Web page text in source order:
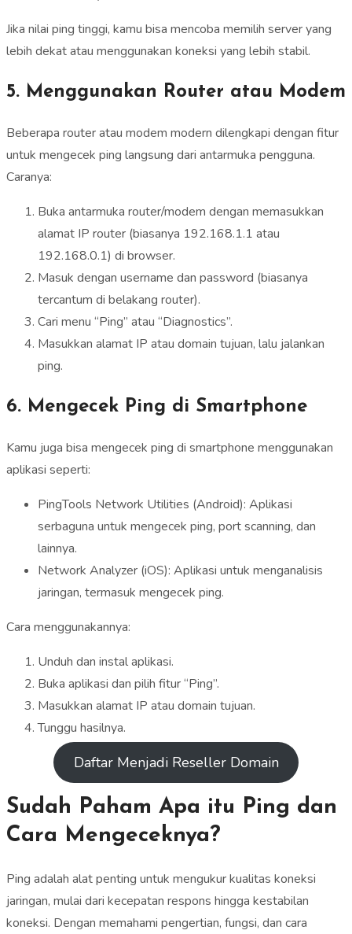
Jika nilai ping tinggi, kamu bisa mencoba memilih server yang
lebih dekat atau menggunakan koneksi yang lebih stabil.
5. Menggunakan Router atau Modem
Beberapa router atau modem modern dilengkapi dengan fitur
untuk mengecek ping langsung dari antarmuka pengguna.
Caranya:
Buka antarmuka router/modem dengan memasukkan
alamat IP router (biasanya 192.168.1.1 atau
192.168.0.1) di browser.
Masuk dengan username dan password (biasanya
tercantum di belakang router).
Cari menu “Ping” atau “Diagnostics”.
Masukkan alamat IP atau domain tujuan, lalu jalankan
ping.
6. Mengecek Ping di Smartphone
Kamu juga bisa mengecek ping di smartphone menggunakan
aplikasi seperti:
PingTools Network Utilities (Android): Aplikasi
serbaguna untuk mengecek ping, port scanning, dan
lainnya.
Network Analyzer (iOS): Aplikasi untuk menganalisis
jaringan, termasuk mengecek ping.
Cara menggunakannya:
Unduh dan instal aplikasi.
Buka aplikasi dan pilih fitur “Ping”.
Masukkan alamat IP atau domain tujuan.
Tunggu hasilnya.
Daftar Menjadi Reseller Domain
Sudah Paham Apa itu Ping dan
Cara Mengeceknya?
Ping adalah alat penting untuk mengukur kualitas koneksi
jaringan, mulai dari kecepatan respons hingga kestabilan
koneksi. Dengan memahami pengertian, fungsi, dan cara